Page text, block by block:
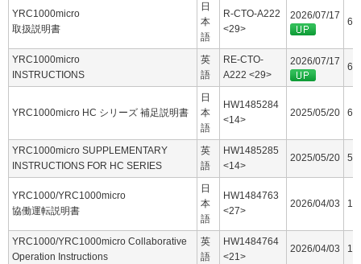
YRC1000micro
取扱説明書
日
本
語
R-CTO-A222
<29>
2026/07/17
YRC1000micro
INSTRUCTIONS
英
語
RE-CTO-
A222 <29>
2026/07/17
YRC1000micro HC シリーズ 補足説明書
日
本
語
HW1485284
<14>
2025/05/20
YRC1000micro SUPPLEMENTARY
INSTRUCTIONS FOR HC SERIES
英
語
HW1485285
<14>
2025/05/20
YRC1000/YRC1000micro
協働運転説明書
日
本
語
HW1484763
<27>
2026/04/03
YRC1000/YRC1000micro Collaborative
Operation Instructions
英
語
HW1484764
<21>
2026/04/03